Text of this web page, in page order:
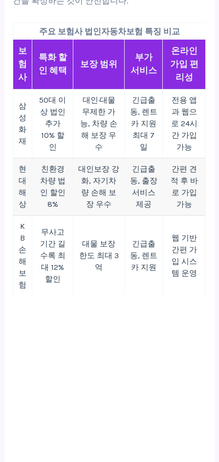
주요 보험사 법인자동차보험 특징 비교
보
험
사
특화 할
인 혜택
보장 범위
부가
서비스
온라인
가입 편
리성
삼
성
화
재
50대 이
상 법인
추가
10% 할
인
대인·대물
무제한 가
능, 차량 손
해 보장 우
수
긴급출
동, 렌트
카 지원
최대 7
일
전용 앱
과 웹으
로 24시
간 가입
가능
현
대
해
상
친환경
차량 법
인 할인
8%
대인보장 강
화, 자기차
량 손해 보
장 우수
긴급출
동, 출장
서비스
제공
간편 견
적 후 바
로 가입
가능
K
B
손
해
보
험
무사고
기간 길
수록 최
대 12%
할인
대물 보장
한도 최대 3
억
긴급출
동, 렌트
카 지원
웹 기반
간편 가
입 시스
템 운영